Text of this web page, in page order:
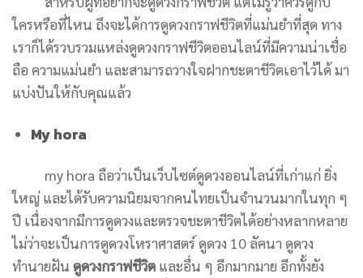
ใครหรือที่ไหน ถึงจะได้การดูดวงกราฟชีวิตที่แม่นยำที่สุด ทาง
เราก็ได้รวบรวมแหล่งดูดวงกราฟชีวิตออนไลน์ที่มีความน่าเชื่อ
ถือ ความแม่นยำ และสามารถวางใจฝากชะตาชีวิตเอาไว้ได้ มา
แบ่งปันให้กับคุณแล้ว
My hora
my hora ถือว่าเป็นเว็บไซต์ดูดวงออนไลน์ที่เก่าแก่ ยิ่ง
ใหญ่ และได้รับความนิยมจากคนไทยเป็นจำนวนมากในทุก ๆ
ปี เนื่องจากมีการดูดวงและตรวจชะตาชีวิตได้อย่างหลากหลาย
ไม่ว่าจะเป็นการดูดวงโหราศาสตร์ ดูดวง 10 ลัคนา ดูดวง
ทำนายฝัน ดูดวงกราฟชีวิต และอื่น ๆ อีกมากมาย อีกทั้งยัง